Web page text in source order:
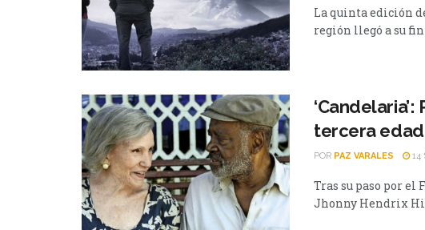
La quinta edición
región llegó a su
tercera edad
POR PAZ VARALES 14
Tras su paso por
Jhonny Hendrix